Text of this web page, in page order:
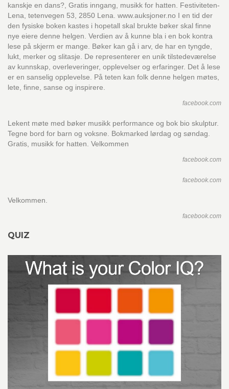
kanskje en dans?, Gratis inngang, musikk for hatten. Festiviteten-
Lena, tetenvegen 53, 2850 Lena. www.auksjoner.no I en tid der
den fysiske boken kastes i hopetall skal brukte bøker skal finne
nye eiere denne helgen. Verdien av å kunne bla i en bok kontra
lese på skjerm er mange. Bøker kan gå i arv, de har en tyngde,
lukt, merker og slitasje. De representerer en unik tilstedeværelse
av kunnskap, overleveringer, opplevelser og erfaringer. Det å lese
er en sanselig opplevelse. På teten kan folk denne helgen møtes,
lete, finne, sanse og inspirere.
facebook.com
Lekent møte med bøker musikk performance og bok bio skulptur.
Tegne bord for barn og voksne. Bokmarked lørdag og søndag.
Gratis, musikk for hatten. Velkommen
facebook.com
facebook.com
Velkommen.
facebook.com
QUIZ